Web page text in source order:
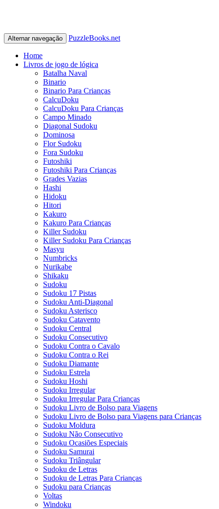
Alternar navegação PuzzleBooks.net
Home
Livros de jogo de lógica
Batalha Naval
Binario
Binario Para Crianças
CalcuDoku
CalcuDoku Para Crianças
Campo Minado
Diagonal Sudoku
Dominosa
Flor Sudoku
Fora Sudoku
Futoshiki
Futoshiki Para Crianças
Grades Vazias
Hashi
Hidoku
Hitori
Kakuro
Kakuro Para Crianças
Killer Sudoku
Killer Sudoku Para Crianças
Masyu
Numbricks
Nurikabe
Shikaku
Sudoku
Sudoku 17 Pistas
Sudoku Anti-Diagonal
Sudoku Asterisco
Sudoku Catavento
Sudoku Central
Sudoku Consecutivo
Sudoku Contra o Cavalo
Sudoku Contra o Rei
Sudoku Diamante
Sudoku Estrela
Sudoku Hoshi
Sudoku Irregular
Sudoku Irregular Para Crianças
Sudoku Livro de Bolso para Viagens
Sudoku Livro de Bolso para Viagens para Crianças
Sudoku Moldura
Sudoku Não Consecutivo
Sudoku Ocasiões Especiais
Sudoku Samurai
Sudoku Triângular
Sudoku de Letras
Sudoku de Letras Para Crianças
Sudoku para Crianças
Voltas
Windoku